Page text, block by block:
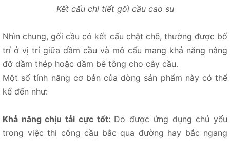
Kết cấu chi tiết gối cầu cao su
Nhìn chung, gối cầu có kết cấu chặt chẽ, thường được bố
trí ở vị trí giữa dầm cầu và mô cấu mang khả năng nâng
đỡ dầm thép hoặc dầm bê tông cho cây cầu.
Một số tính năng cơ bản của dòng sản phẩm này có thể
kể đến như:
Khả năng chịu tải cực tốt: Do được ứng dụng chủ yếu
trong việc thi công cầu bắc qua đường hay bắc ngang